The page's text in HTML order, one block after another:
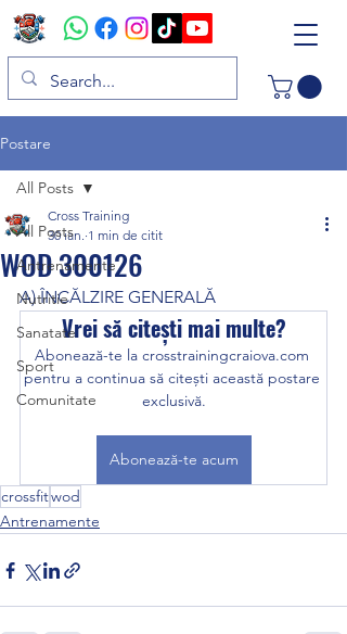
Postare
All Posts
Antrenamente
Nutritie
Sanatate
Sport
Comunitate
All Posts
WOD 300126
Cross Training
30 ian. 1 min de citit
A) ÎNCĂLZIRE GENERALĂ
Vrei să citești mai multe?
Abonează-te la crosstrainingcraiova.com
pentru a continua să citești această postare
exclusivă.
Abonează-te acum
crossfitwod
Antrenamente